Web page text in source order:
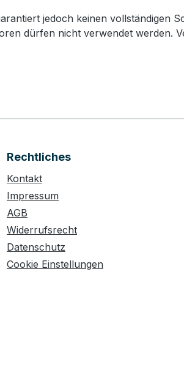
jedoch keinen vollständigen
dürfen nicht verwendet werden.
Rechtliches
Kontakt
Impressum
AGB
Widerrufsrecht
Datenschutz
Cookie Einstellungen